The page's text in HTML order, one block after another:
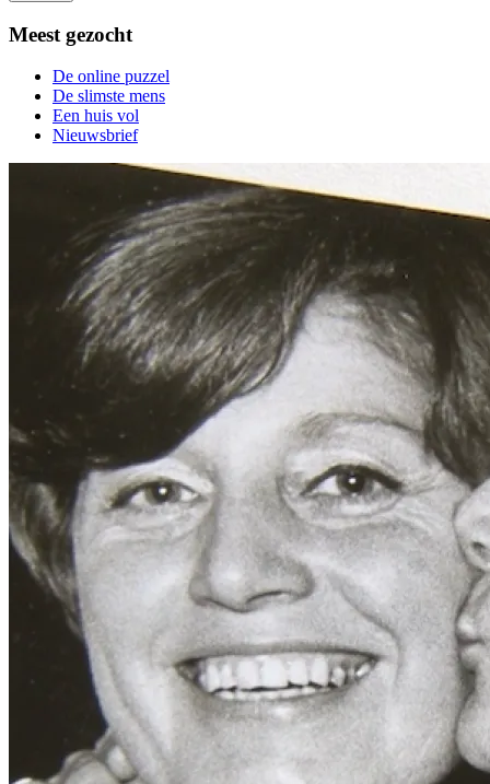
Meest gezocht
De online puzzel
De slimste mens
Een huis vol
Nieuwsbrief